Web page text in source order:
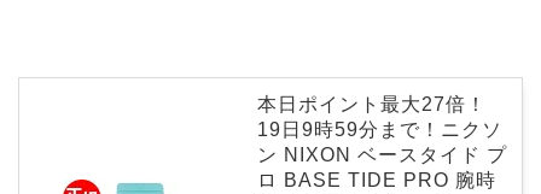
本日ポイント最大27倍！
19日9時59分まで！ニクソ
ン NIXON ベースタイド プ
ロ BASE TIDE PRO 腕時